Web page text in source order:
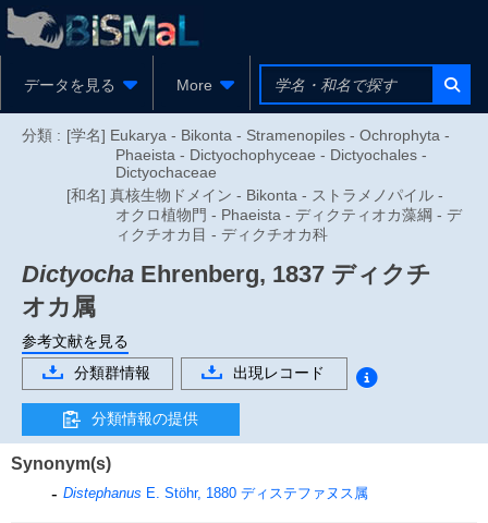
データを見る More
分類 : [学名] Eukarya - Bikonta - Stramenopiles - Ochrophyta -
Phaeista - Dictyochophyceae - Dictyochales -
Dictyochaceae
[和名] 真核生物ドメイン - Bikonta - ストラメノパイル -
オクロ植物門 - Phaeista - ディクティオカ藻綱 - デ
ィクチオカ目 - ディクチオカ科
Dictyocha Ehrenberg, 1837 ディクチ
オカ属
参考文献を見る
分類群情報
出現レコード
分類情報の提供
Synonym(s)
Distephanus E. Stöhr, 1880 ディステファヌス属